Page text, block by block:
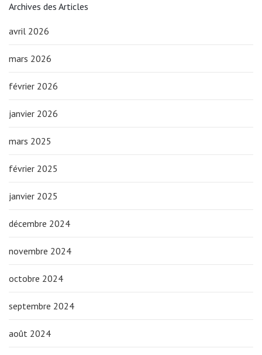
Archives des Articles
avril 2026
mars 2026
février 2026
janvier 2026
mars 2025
février 2025
janvier 2025
décembre 2024
novembre 2024
octobre 2024
septembre 2024
août 2024